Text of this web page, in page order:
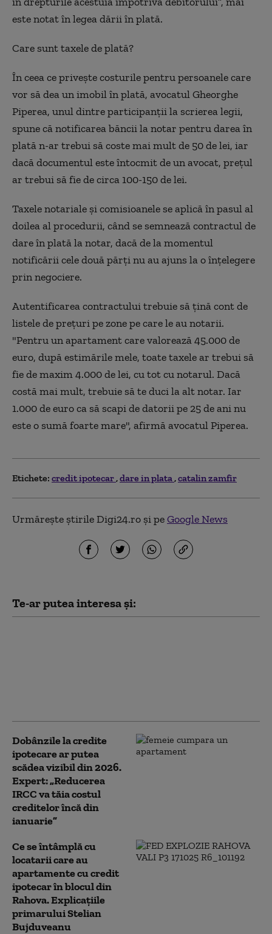
este notat în legea dării în plată.
Care sunt taxele de plată?
În ceea ce priveşte costurile pentru persoanele care
vor să dea un imobil în plată, avocatul Gheorghe
Piperea, unul dintre participanții la scrierea legii,
spune că notificarea băncii la notar pentru darea în
plată n-ar trebui să coste mai mult de 50 de lei, iar
dacă documentul este întocmit de un avocat, preţul
ar trebui să fie de circa 100-150 de lei.
Taxele notariale şi comisioanele se aplică în pasul al
doilea al procedurii, când se semnează contractul de
dare în plată la notar, dacă de la momentul
notificării cele două părţi nu au ajuns la o înţelegere
prin negociere.
Autentificarea contractului trebuie să ţină cont de
listele de preţuri pe zone pe care le au notarii.
"Pentru un apartament care valorează 45.000 de
euro, după estimările mele, toate taxele ar trebui să
fie de maxim 4.000 de lei, cu tot cu notarul. Dacă
costă mai mult, trebuie să te duci la alt notar. Iar
1.000 de euro ca să scapi de datorii pe 25 de ani nu
este o sumă foarte mare", afirmă avocatul Piperea.
Etichete: credit ipotecar dare in plata catalin zamfir
Urmărește știrile Digi24.ro și peGoogle News
Te-ar putea interesa și:
Dobânzile la credite
ipotecare ar putea
scădea vizibil din 2026.
Expert: „Reducerea
IRCC va tăia costul
creditelor încă din
ianuarie”
Ce se întâmplă cu
locatarii care au
apartamente cu credit
ipotecar în blocul din
Rahova. Explicațiile
primarului Stelian
Bujduveanu